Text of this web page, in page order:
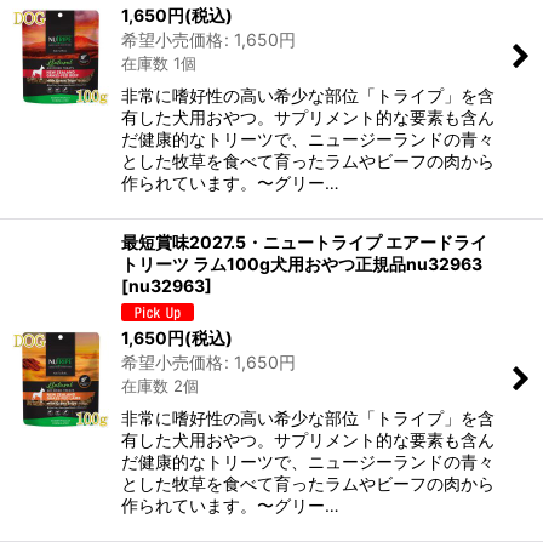
1,650円(税込)
希望小売価格: 1,650円
在庫数 1個
非常に嗜好性の高い希少な部位「トライプ」を含
有した犬用おやつ。サプリメント的な要素も含ん
だ健康的なトリーツで、ニュージーランドの青々
とした牧草を食べて育ったラムやビーフの肉から
作られています。〜グリー…
最短賞味2027.5・ニュートライプ エアードライ
トリーツ ラム100g犬用おやつ正規品nu32963
[nu32963]
1,650円(税込)
希望小売価格: 1,650円
在庫数 2個
非常に嗜好性の高い希少な部位「トライプ」を含
有した犬用おやつ。サプリメント的な要素も含ん
だ健康的なトリーツで、ニュージーランドの青々
とした牧草を食べて育ったラムやビーフの肉から
作られています。〜グリー…